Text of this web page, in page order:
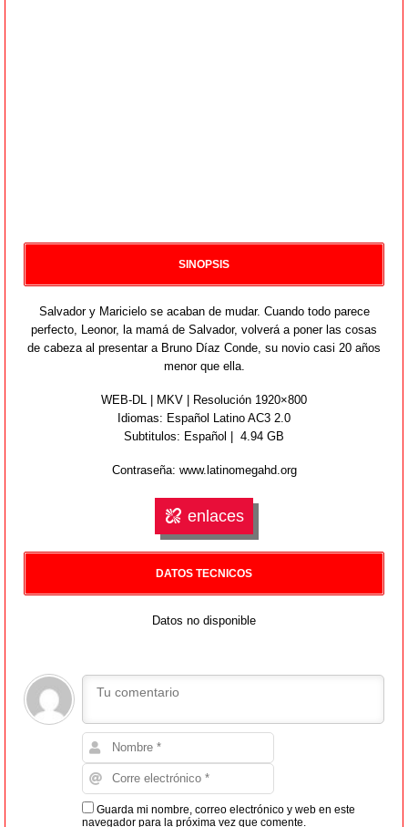
SINOPSIS
Salvador y Maricielo se acaban de mudar. Cuando todo parece
perfecto, Leonor, la mamá de Salvador, volverá a poner las cosas
de cabeza al presentar a Bruno Díaz Conde, su novio casi 20 años
menor que ella.
WEB-DL | MKV | Resolución 1920×800
Idiomas: Español Latino AC3 2.0
Subtitulos: Español | 4.94 GB
Contraseña: www.latinomegahd.org
enlaces
DATOS TECNICOS
Datos no disponible
Guarda mi nombre, correo electrónico y web en este
navegador para la próxima vez que comente.